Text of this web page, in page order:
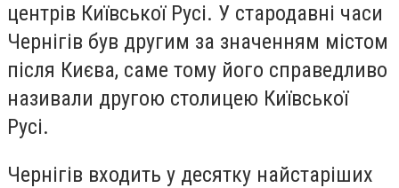
центрів Київської Русі. У стародавні часи
Чернігів був другим за значенням містом
після Києва, саме тому його справедливо
називали другою столицею Київської
Русі.
Чернігів входить у десятку найстаріших